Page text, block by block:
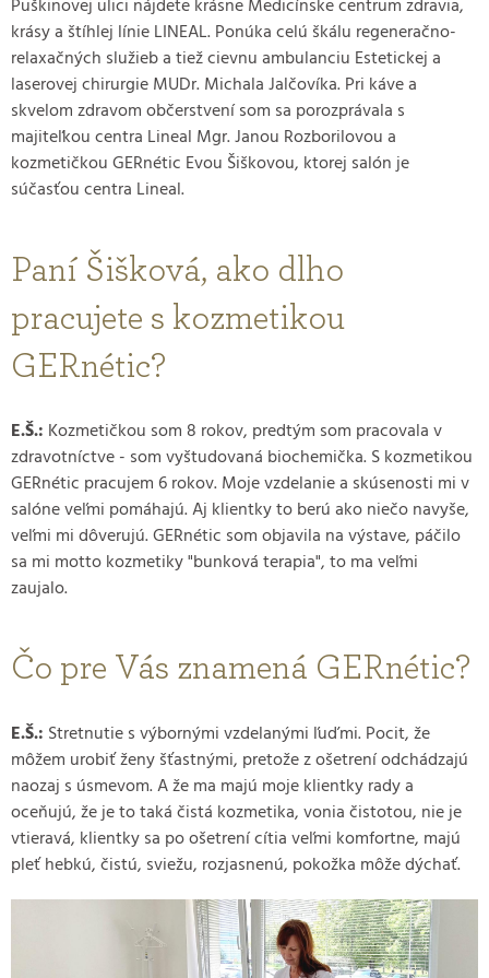
Puškinovej ulici nájdete krásne Medicínske centrum zdravia,
krásy a štíhlej línie LINEAL. Ponúka celú škálu regeneračno-
relaxačných služieb a tiež cievnu ambulanciu Estetickej a
laserovej chirurgie MUDr. Michala Jalčovíka. Pri káve a
skvelom zdravom občerstvení som sa porozprávala s
majiteľkou centra Lineal Mgr. Janou Rozborilovou a
kozmetičkou GERnétic Evou Šiškovou, ktorej salón je
súčasťou centra Lineal.
Paní Šišková, ako dlho
pracujete s kozmetikou
GERnétic?
E.Š.: Kozmetičkou som 8 rokov, predtým som pracovala v
zdravotníctve - som vyštudovaná biochemička. S kozmetikou
GERnétic pracujem 6 rokov. Moje vzdelanie a skúsenosti mi v
salóne veľmi pomáhajú. Aj klientky to berú ako niečo navyše,
veľmi mi dôverujú. GERnétic som objavila na výstave, páčilo
sa mi motto kozmetiky "bunková terapia", to ma veľmi
zaujalo.
Čo pre Vás znamená GERnétic?
E.Š.: Stretnutie s výbornými vzdelanými ľuďmi. Pocit, že
môžem urobiť ženy šťastnými, pretože z ošetrení odchádzajú
naozaj s úsmevom. A že ma majú moje klientky rady a
oceňujú, že je to taká čistá kozmetika, vonia čistotou, nie je
vtieravá, klientky sa po ošetrení cítia veľmi komfortne, majú
pleť hebkú, čistú, sviežu, rozjasnenú, pokožka môže dýchať.